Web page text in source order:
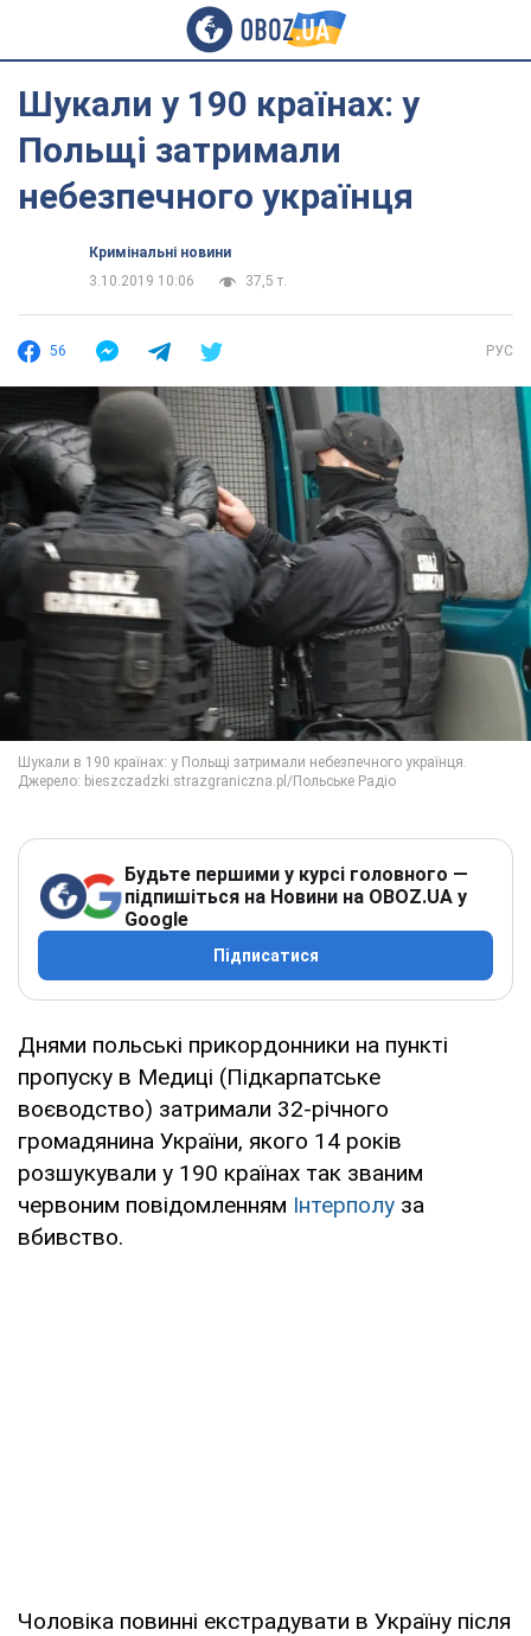
Шукали у 190 країнах: у
Польщі затримали
небезпечного українця
Кримінальні новини
3.10.2019 10:06
37,5 т.
56 РУС
Будьте першими у курсі головного —
підпишіться на Новини на OBOZ.UA у
Google
Підписатися
Днями польські прикордонники на пункті
пропуску в Медиці (Підкарпатське
воєводство) затримали 32-річного
громадянина України, якого 14 років
розшукували у 190 країнах так званим
червоним повідомленням Інтерполу за
вбивство.
Чоловіка повинні екстрадувати в Україну після